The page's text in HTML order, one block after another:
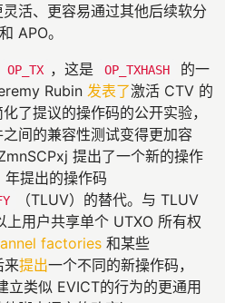
活、更容易通过其他后续软分
APO。
OP_TX ，这是 OP_TXHASH
的一
Rubin 发表了激活 CTV 的
了提议的操作码的公开实验，
间的兼容性测试变得更加容
提出了一个新的操作
提出的操作码
（TLUV）的替代。与 TLUV
用户共享单个 UTXO 所有权
factories 和某些
来提出一个不同的新操作码，
立类似 EVICT的行为的更通用